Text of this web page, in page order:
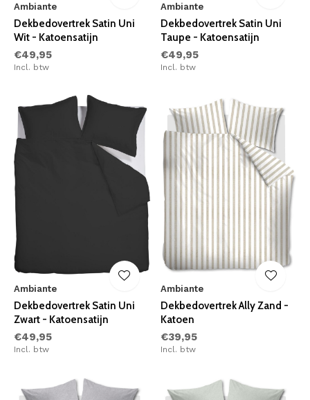
Ambiante
Dekbedovertrek Satin Uni
Wit - Katoensatijn
€49,95
Incl. btw
Ambiante
Dekbedovertrek Satin Uni
Taupe - Katoensatijn
€49,95
Incl. btw
Ambiante
Dekbedovertrek Satin Uni
Zwart - Katoensatijn
€49,95
Incl. btw
Ambiante
Dekbedovertrek Ally Zand -
Katoen
€39,95
Incl. btw